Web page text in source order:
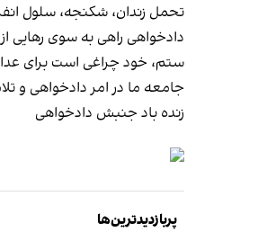
تحمل زندان، شکنجه، سلول
دادخواهی راهی به سوی
ستم، خود چراغی است برای
جامعه ما در امر دادخواهی و
زنده باد جنبش دادخواهی
پربازدیدترین‌ها